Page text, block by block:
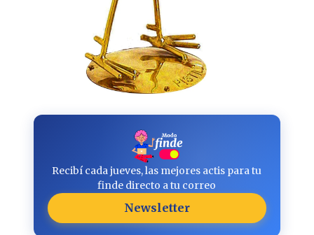
Recibí cada jueves, las mejores actis para tu
finde directo a tu correo
Newsletter